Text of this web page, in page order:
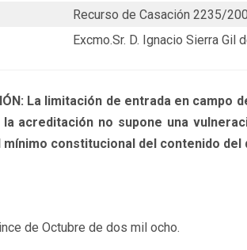
Recurso de Casación 2235/
Excmo.Sr. D. Ignacio Sierra Gil
La limitación de entrada en
acreditación no supone una
constitucional del contenido del
de Octubre de dos mil ocho.